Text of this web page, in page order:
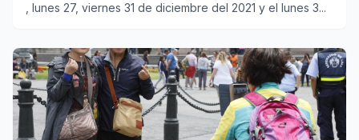
, lunes 27, viernes 31 de diciembre del 2021 y el lunes 3...